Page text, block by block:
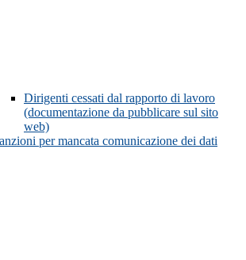
Dirigenti cessati dal rapporto di lavoro
(documentazione da pubblicare sul sito
web)
per mancata comunicazione dei dati